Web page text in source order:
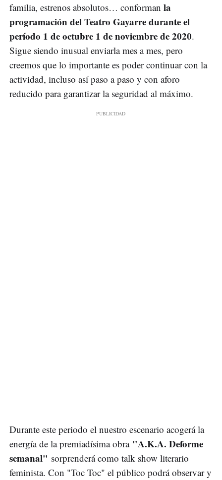
familia, estrenos absolutos… conforman la
programación del Teatro Gayarre durante el
período 1 de octubre 1 de noviembre de 2020.
Sigue siendo inusual enviarla mes a mes, pero
creemos que lo importante es poder continuar con la
actividad, incluso así paso a paso y con aforo
reducido para garantizar la seguridad al máximo.
Durante este periodo el nuestro escenario acogerá la
energía de la premiadísima obra"A.K.A. Deforme
semanal" sorprenderá como talk show literario
feminista. Con "Toc Toc" el público podrá observar y